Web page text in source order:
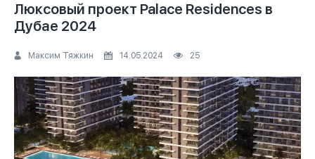
Люксовый проект Palace Residences в
Дубае 2024
Максим Тяжкин 14.05.2024 25